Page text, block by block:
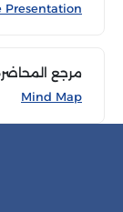
Presentation
مرجع
Mind Map